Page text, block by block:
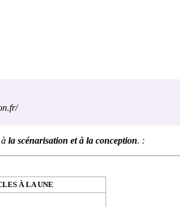
la scénarisation et à la conception. :
À LA UNE